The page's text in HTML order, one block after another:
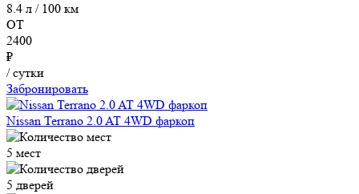
8.4 л / 100 км
ОТ
2400
₽
/ сутки
Забронировать
Nissan Terrano 2.0 AT 4WD фаркоп
5 мест
5 дверей